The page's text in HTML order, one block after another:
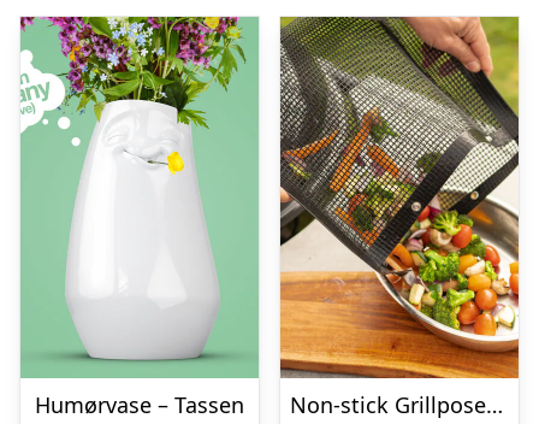
Humørvase – Tassen
Non-stick Grillposer 2-pak – KitchPro